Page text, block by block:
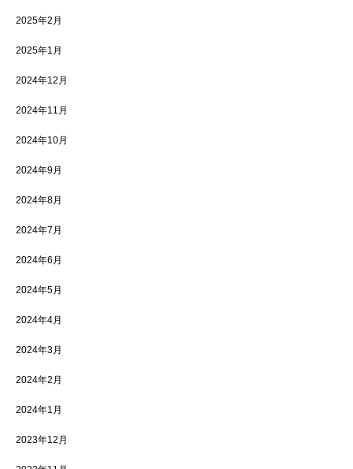
2025年2月
2025年1月
2024年12月
2024年11月
2024年10月
2024年9月
2024年8月
2024年7月
2024年6月
2024年5月
2024年4月
2024年3月
2024年2月
2024年1月
2023年12月